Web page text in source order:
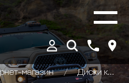
магазин
Диски колёсные, Проставки для изменения вылета